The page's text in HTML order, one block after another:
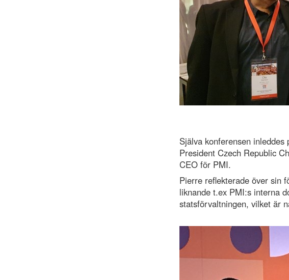
Själva konferensen
President Czech Republic
CEO för PMI.
Pierre reflekterade över sin
liknande t.ex PMI:s interna
statsförvaltningen, vilket är